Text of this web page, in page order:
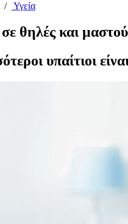
/ Υγεία
θηλές και
υπαίτιοι